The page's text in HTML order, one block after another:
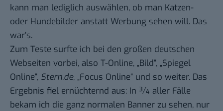
kann man lediglich auswählen, ob man Katzen-
oder Hundebilder anstatt Werbung sehen will. Das
war’s.
Zum Teste surfte ich bei den großen deutschen
Webseiten vorbei, also T-Online, „Bild“, „Spiegel
Online“, Stern.de, „Focus Online“ und so weiter. Das
Ergebnis fiel ernüchternd aus: In ¾ aller Fälle
bekam ich die ganz normalen Banner zu sehen, nur